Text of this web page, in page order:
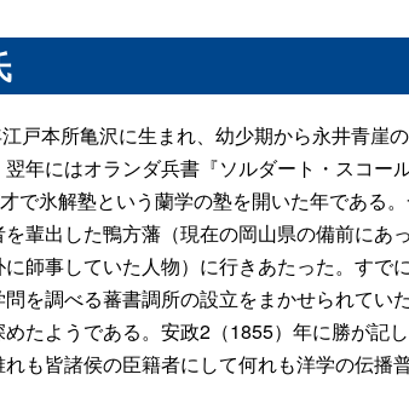
戸本所亀沢に生まれ、幼少期から永井青崖
翌年にはオランダ兵書『ソルダート・スコ
で氷解塾という蘭学の塾を開いた年である
輩出した鴨方藩（現在の岡山県の備前に
師事していた人物）に行きあたった。す
を調べる蕃書調所の設立をまかせられて
たようである。安政2（1855）年に勝が記
も皆諸侯の臣籍者にして何れも洋学の伝播